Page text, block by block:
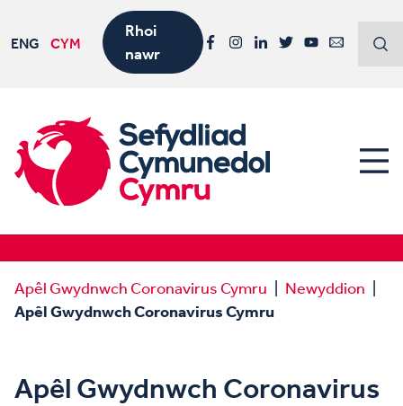
ENG CYM
Rhoi
nawr
Apêl Gwydnwch Coronavirus Cymru Newyddion
Apêl Gwydnwch Coronavirus Cymru
Apêl Gwydnwch Coronavirus